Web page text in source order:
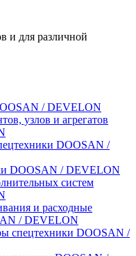
и для различной
/ DEVELON
узлов и агрегатов
DOOSAN /
DOOSAN / DEVELON
систем
и расходные
/ DEVELON
спецтехники DOOSAN /